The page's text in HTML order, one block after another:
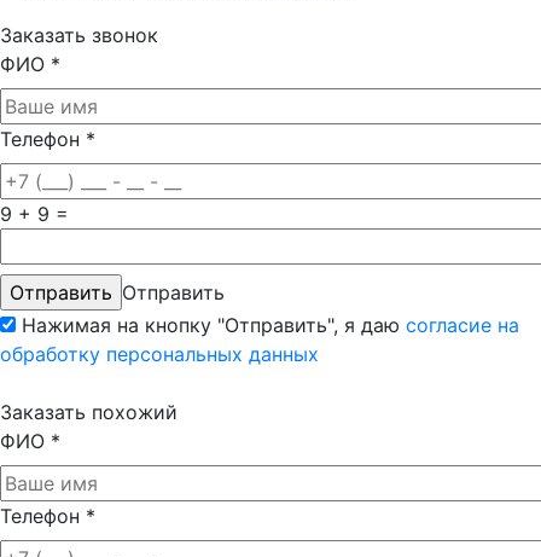
Заказать звонок
ФИО *
Телефон *
9 + 9 =
Отправить
Нажимая на кнопку "Отправить", я даю согласие на
обработку персональных данных
Заказать похожий
ФИО *
Телефон *